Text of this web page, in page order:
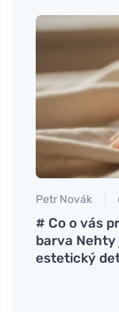
Petr Novák
# Co o vás
barva
estetický